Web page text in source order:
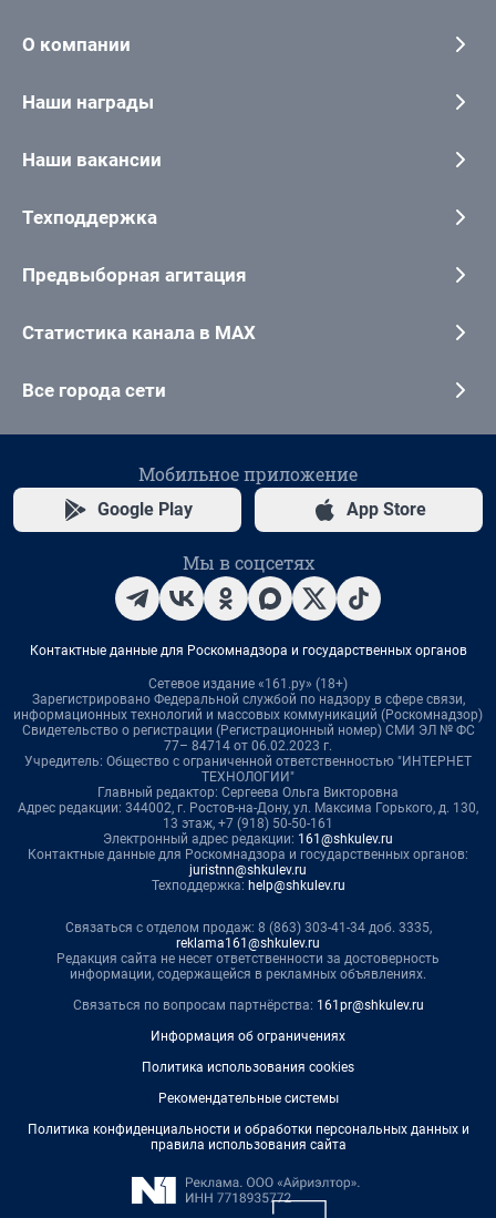
О компании
Наши награды
Наши вакансии
Техподдержка
Предвыборная агитация
Статистика канала в MAX
Все города сети
Мобильное приложение
Google Play App Store
Мы в соцсетях
Контактные данные для Роскомнадзора и государственных органов
Сетевое издание «161.ру» (18+)
Зарегистрировано Федеральной службой по надзору в сфере связи,
информационных технологий и массовых коммуникаций (Роскомнадзор)
Свидетельство о регистрации (Регистрационный номер) СМИ ЭЛ № ФС
77– 84714 от 06.02.2023 г.
Учредитель: Общество с ограниченной ответственностью "ИНТЕРНЕТ
ТЕХНОЛОГИИ"
Главный редактор: Сергеева Ольга Викторовна
Адрес редакции: 344002, г. Ростов-на-Дону, ул. Максима Горького, д. 130,
13 этаж, +7 (918) 50-50-161
Электронный адрес редакции: 161@shkulev.ru
Контактные данные для Роскомнадзора и государственных органов:
juristnn@shkulev.ru
Техподдержка: help@shkulev.ru
Связаться с отделом продаж: 8 (863) 303-41-34 доб. 3335,
reklama161@shkulev.ru
Редакция сайта не несет ответственности за достоверность
информации, содержащейся в рекламных объявлениях.
Связаться по вопросам партнёрства: 161pr@shkulev.ru
Информация об ограничениях
Политика использования cookies
Рекомендательные системы
Политика конфиденциальности и обработки персональных данных и
правила использования сайта